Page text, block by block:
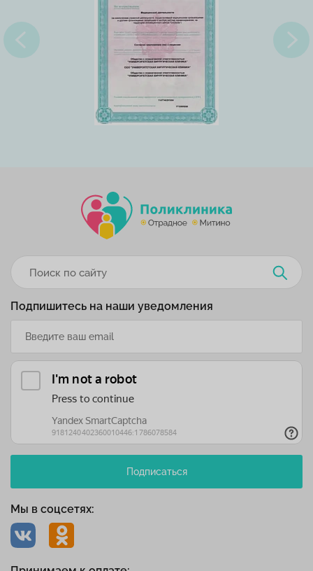
Мы в соцсетях:
Подпишитесь на наши уведомления
Подписаться